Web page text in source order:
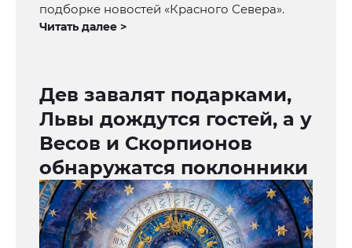
подборке новостей «Красного Севера».
Читать далее >
Дев завалят подарками,
Львы дождутся гостей, а у
Весов и Скорпионов
обнаружатся поклонники